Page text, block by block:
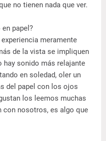
no tienen nada que ver.
papel?
meramente
de la vista se impliquen
sonido más relajante
en soledad, oler un
del papel con los ojos
los leemos muchas
con nosotros, es algo que